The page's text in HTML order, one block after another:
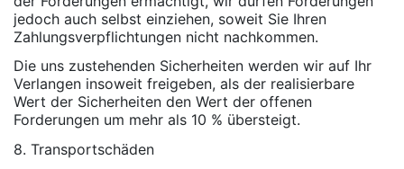
jedoch auch selbst einziehen, soweit Sie Ihren
Zahlungsverpflichtungen nicht nachkommen.
Die uns zustehenden Sicherheiten werden wir auf Ihr
Verlangen insoweit freigeben, als der realisierbare
Wert der Sicherheiten den Wert der offenen
Forderungen um mehr als 10 % übersteigt.
8. Transportschäden